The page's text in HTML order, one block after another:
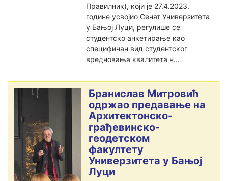
Правилник), који је 27.4.2023.
године усвојио Сенат Универзитета
у Бањој Луци, регулише се
студентско анкетирање као
специфичан вид студентског
вредновања квалитета н...
Бранислав Митровић
одржао предавање на
Архитектонско-
грађевинско-
геодетском
факултету
Универзитета у Бањој
Луци